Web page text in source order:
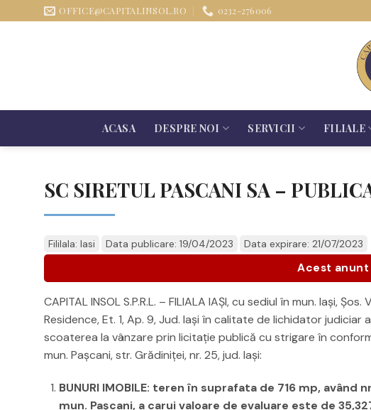
OFFICE@CAPITALINSOL.RO 0232-276006
ACASA DESPRE NOI SERVICII FILIALE
SC SIRETUL PASCANI SA –
Fililala: Iasi Data publicare: 19/04/2023 Data expirare: 21/07/2023
Acest anunt
CAPITAL INSOL S.P.R.L. – FILIALA IAŞI, cu sediul în mun. Iaşi,
Residence, Et. 1, Ap. 9, Jud. Iași în calitate de lichidator judiciar
scoaterea la vânzare prin licitaţie publică cu strigare în
mun. Paşcani, str. Grădiniţei, nr. 25, jud. Iaşi:
BUNURI IMOBILE: teren în suprafata de 716 mp, având
mun. Paşcani, a carui valoare de evaluare este de